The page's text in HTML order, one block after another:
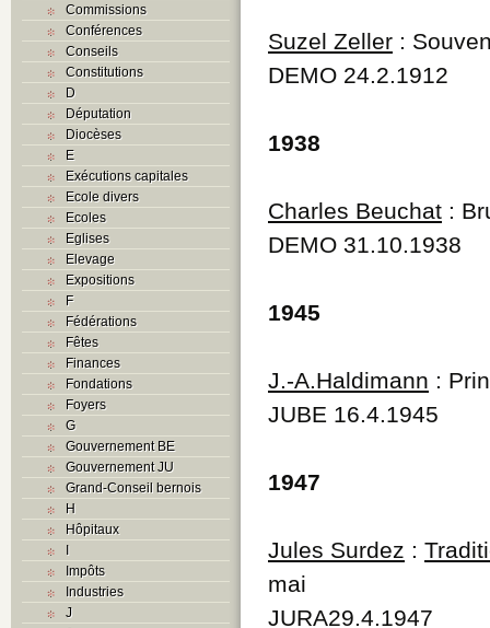
Commissions
Conférences
Conseils
Constitutions
D
Députation
Diocèses
E
Exécutions capitales
Ecole divers
Ecoles
Eglises
Elevage
Expositions
F
Fédérations
Fêtes
Finances
Fondations
Foyers
G
Gouvernement BE
Gouvernement JU
Grand-Conseil bernois
H
Hôpitaux
I
Impôts
Industries
J
Suzel Zeller :
DEMO 24.2.1912
1938
Charles Beuchat :
DEMO 31.10.1938
1945
J.-A.Haldimann :
JUBE 16.4.1945
1947
Jules Surdez :
mai
JURA29.4.1947